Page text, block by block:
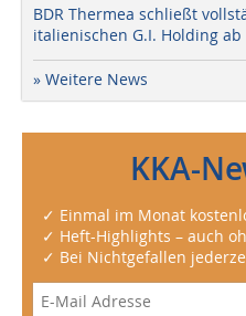
BDR Thermea schließt
italienischen G.I. Holding ab
» Weitere News
KKA-
✓ Einmal im Monat
✓ Heft-Highlights – auch
✓ Bei Nichtgefallen